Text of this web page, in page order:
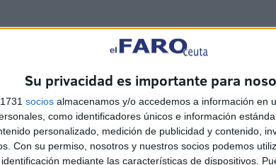
Su privacidad es importante para
socios almacenamos y/o accedemos a información en
como identificadores únicos e información
personalizado, medición de publicidad y contenido,
Con su permiso, nosotros y nuestros socios podemos
mediante las características de dispositivos.
de Mario Losada, podría haber abierto la
fuera de juego. Ante esto, el Ceuta volvió a subir